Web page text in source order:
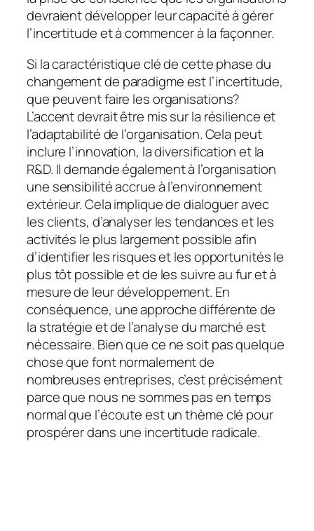
devraient développer leur capacité à gérer
l’incertitude et à commencer à la façonner.
Si la caractéristique clé de cette phase du
changement de paradigme est l’incertitude,
que peuvent faire les organisations?
L’accent devrait être mis sur la résilience et
l’adaptabilité de l’organisation. Cela peut
inclure l’innovation, la diversification et la
R&D. Il demande également à l’organisation
une sensibilité accrue à l’environnement
extérieur. Cela implique de dialoguer avec
les clients, d’analyser les tendances et les
activités le plus largement possible afin
d’identifier les risques et les opportunités le
plus tôt possible et de les suivre au fur et à
mesure de leur développement. En
conséquence, une approche différente de
la stratégie et de l’analyse du marché est
nécessaire. Bien que ce ne soit pas quelque
chose que font normalement de
nombreuses entreprises, c’est précisément
parce que nous ne sommes pas en temps
normal que l’écoute est un thème clé pour
prospérer dans une incertitude radicale.